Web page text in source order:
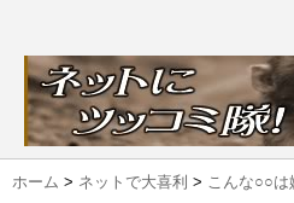
ホーム > ネットで大喜利 > こんな○○は